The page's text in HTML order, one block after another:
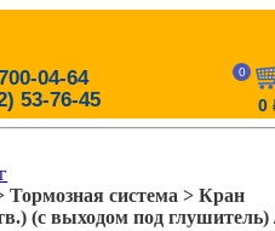
04-64
53-76-45
0
0
система > Кран
(с выходом под глушитель)